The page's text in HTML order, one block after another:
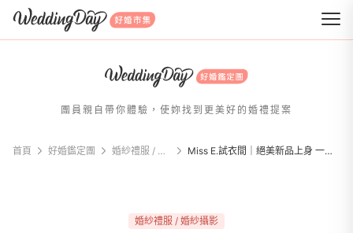
WeddingDay 好婚市集
團員親自帶你體驗，使妳找到更美好的婚禮提案
首頁 好婚鑑定團 婚紗禮服 / 婚紗攝影 Miss E.試衣間｜絕美新品上身 一秒變身女神！CP爆表的命定婚紗 愛維伊Iwe wedding dress
婚紗禮服 / 婚紗攝影